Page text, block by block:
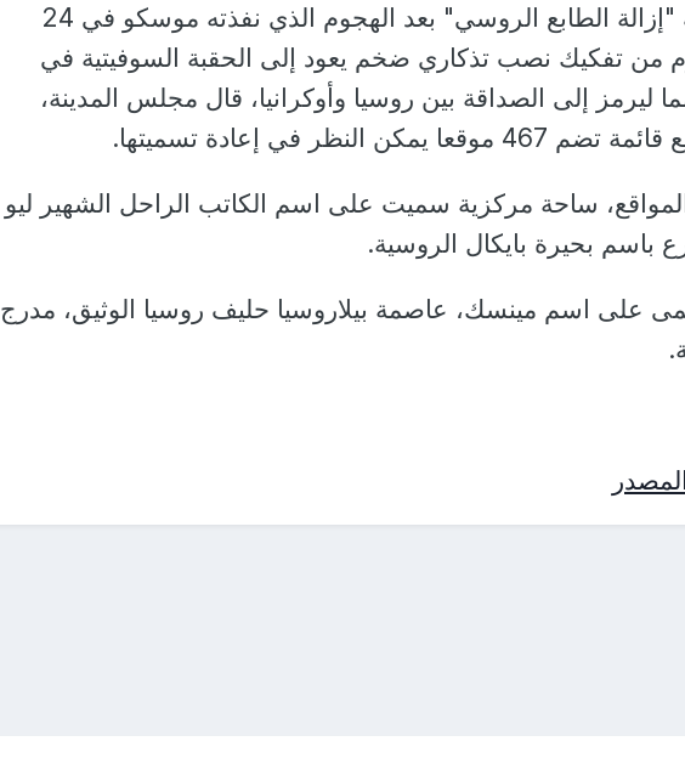
في إطار عملية "إزالة الطابع الروسي" بعد الهجوم الذي نفذته موسكو في 24
من تفكيك نصب تذكاري ضخم يعود إلى الحقبة السوفيتية في
ليرمز إلى الصداقة بين روسيا وأوكرانيا، قال مجلس المدينة،
يمكن النظر في إعادة تسميتها.
ساحة مركزية سميت على اسم الكاتب الراحل الشهير ليو
باسم بحيرة بايكال الروسية.
على اسم مينسك، عاصمة بيلاروسيا حليف روسيا الوثيق، مدرج